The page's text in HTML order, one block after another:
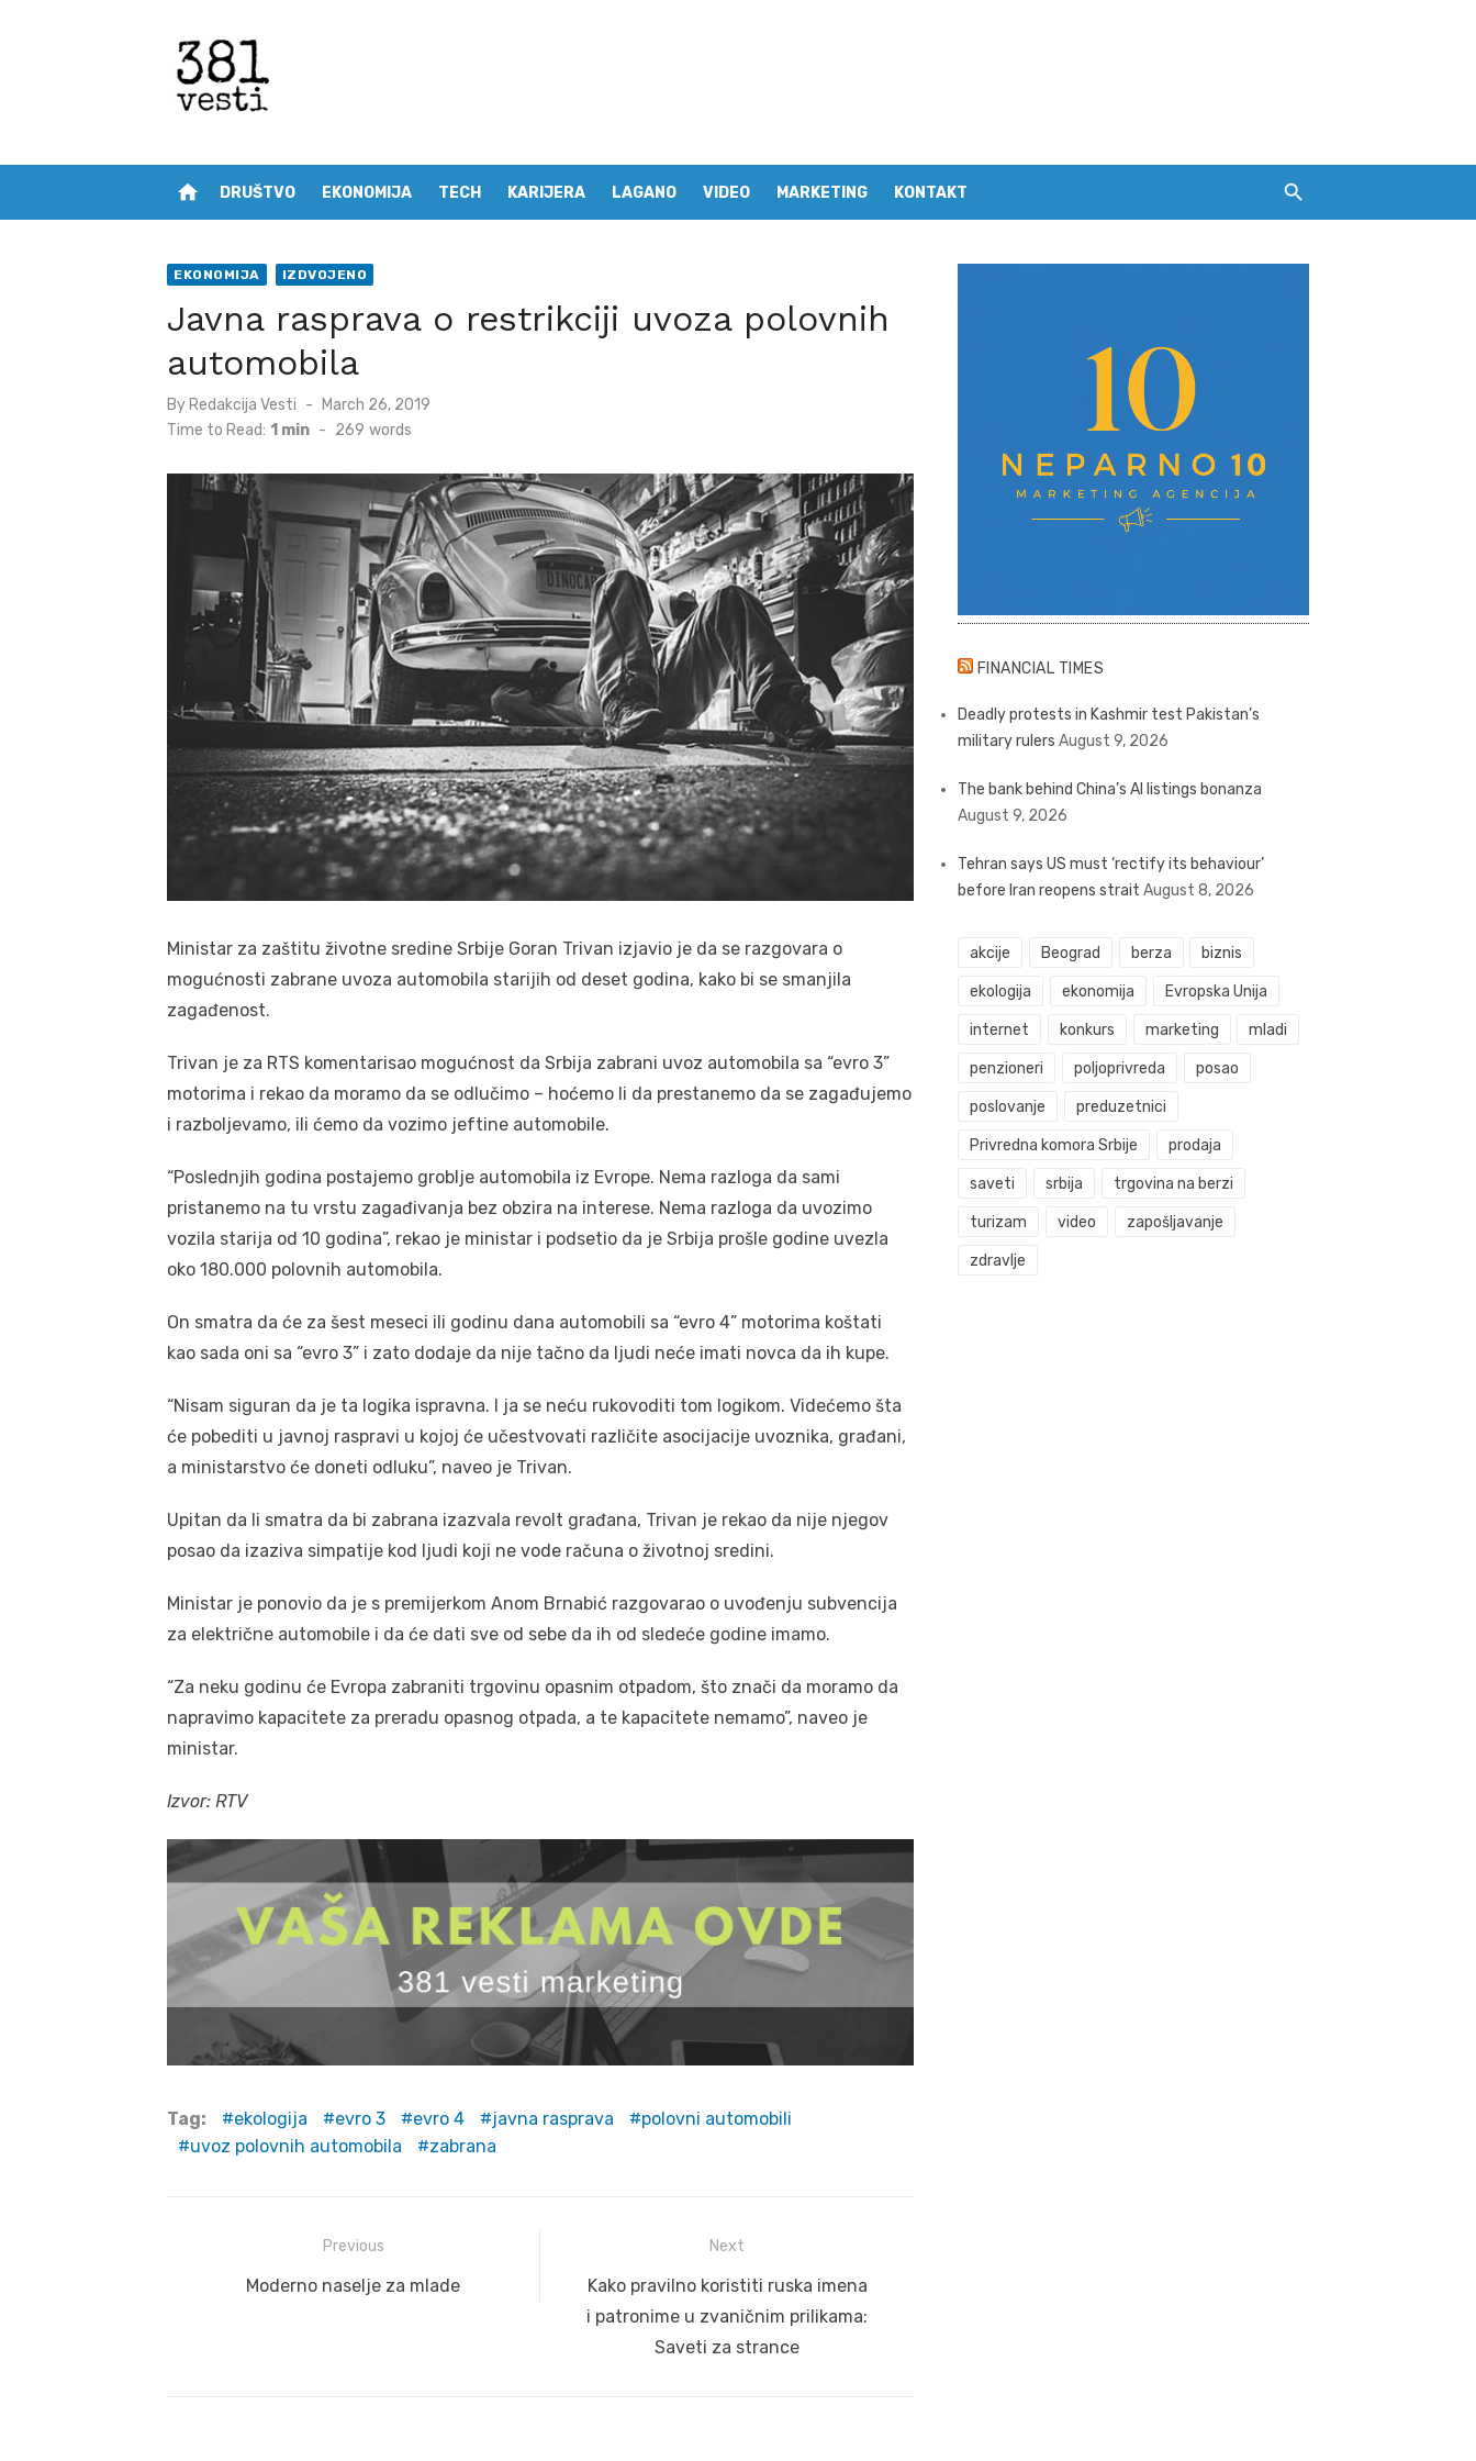
home DRUŠTVO EKONOMIJA TECH KARIJERA LAGANO VIDEO MARKETING KONTAKT
EKONOMIJA IZDVOJENO
Javna rasprava o restrikciji uvoza polovnih
automobila
By Redakcija Vesti
Posted
on
March 26, 2019
Time to Read: 1 min - 269 words
Ministar za zaštitu životne sredine Srbije Goran Trivan izjavio je da se razgovara o
mogućnosti zabrane uvoza automobila starijih od deset godina, kako bi se smanjila
zagađenost.
Trivan je za RTS komentarisao mogućnost da Srbija zabrani uvoz automobila sa “evro 3”
motorima i rekao da moramo da se odlučimo – hoćemo li da prestanemo da se zagađujemo
i razboljevamo, ili ćemo da vozimo jeftine automobile.
“Poslednjih godina postajemo groblje automobila iz Evrope. Nema razloga da sami
pristanemo na tu vrstu zagađivanja bez obzira na interese. Nema razloga da uvozimo
vozila starija od 10 godina”, rekao je ministar i podsetio da je Srbija prošle godine uvezla
oko 180.000 polovnih automobila.
On smatra da će za šest meseci ili godinu dana automobili sa “evro 4” motorima koštati
kao sada oni sa “evro 3” i zato dodaje da nije tačno da ljudi neće imati novca da ih kupe.
“Nisam siguran da je ta logika ispravna. I ja se neću rukovoditi tom logikom. Videćemo šta
će pobediti u javnoj raspravi u kojoj će učestvovati različite asocijacije uvoznika, građani,
a ministarstvo će doneti odluku”, naveo je Trivan.
Upitan da li smatra da bi zabrana izazvala revolt građana, Trivan je rekao da nije njegov
posao da izaziva simpatije kod ljudi koji ne vode računa o životnoj sredini.
Ministar je ponovio da je s premijerkom Anom Brnabić razgovarao o uvođenju subvencija
za električne automobile i da će dati sve od sebe da ih od sledeće godine imamo.
“Za neku godinu će Evropa zabraniti trgovinu opasnim otpadom, što znači da moramo da
napravimo kapacitete za preradu opasnog otpada, a te kapacitete nemamo”, naveo je
ministar.
Izvor: RTV
Tag: ekologija evro 3 evro 4 javna rasprava
polovni automobili
uvoz polovnih automobila
zabrana
navigation
Previous
Previous
Moderno naselje za mlade
Next
Next
post:
Kako pravilno koristiti ruska imena
i patronime u zvaničnim prilikama:
Saveti za strance
FINANCIAL TIMES
Deadly protests in Kashmir test Pakistan’s
military rulers August 9, 2026
The bank behind China’s AI listings bonanza
August 9, 2026
Tehran says US must ‘rectify its behaviour’
before Iran reopens strait August 8, 2026
akcije Beograd berza biznis
ekologija ekonomija Evropska Unija
internet konkurs marketing mladi
penzioneri poljoprivreda posao
poslovanje preduzetnici
Privredna komora Srbije prodaja
saveti srbija trgovina na berzi
turizam video zapošljavanje
zdravlje